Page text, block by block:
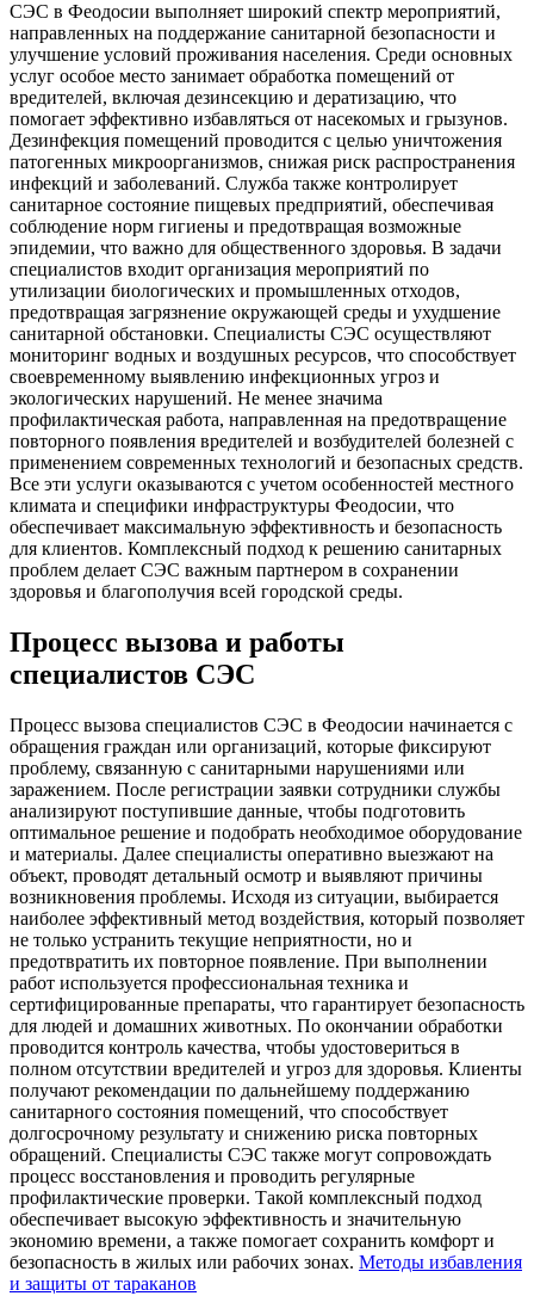
СЭС в Феодосии выполняет широкий спектр мероприятий,
направленных на поддержание санитарной безопасности и
улучшение условий проживания населения. Среди основных
услуг особое место занимает обработка помещений от
вредителей, включая дезинсекцию и дератизацию, что
помогает эффективно избавляться от насекомых и грызунов.
Дезинфекция помещений проводится с целью уничтожения
патогенных микроорганизмов, снижая риск распространения
инфекций и заболеваний. Служба также контролирует
санитарное состояние пищевых предприятий, обеспечивая
соблюдение норм гигиены и предотвращая возможные
эпидемии, что важно для общественного здоровья. В задачи
специалистов входит организация мероприятий по
утилизации биологических и промышленных отходов,
предотвращая загрязнение окружающей среды и ухудшение
санитарной обстановки. Специалисты СЭС осуществляют
мониторинг водных и воздушных ресурсов, что способствует
своевременному выявлению инфекционных угроз и
экологических нарушений. Не менее значима
профилактическая работа, направленная на предотвращение
повторного появления вредителей и возбудителей болезней с
применением современных технологий и безопасных средств.
Все эти услуги оказываются с учетом особенностей местного
климата и специфики инфраструктуры Феодосии, что
обеспечивает максимальную эффективность и безопасность
для клиентов. Комплексный подход к решению санитарных
проблем делает СЭС важным партнером в сохранении
здоровья и благополучия всей городской среды.
Процесс вызова и работы
специалистов СЭС
Процесс вызова специалистов СЭС в Феодосии начинается с
обращения граждан или организаций, которые фиксируют
проблему, связанную с санитарными нарушениями или
заражением. После регистрации заявки сотрудники службы
анализируют поступившие данные, чтобы подготовить
оптимальное решение и подобрать необходимое оборудование
и материалы. Далее специалисты оперативно выезжают на
объект, проводят детальный осмотр и выявляют причины
возникновения проблемы. Исходя из ситуации, выбирается
наиболее эффективный метод воздействия, который позволяет
не только устранить текущие неприятности, но и
предотвратить их повторное появление. При выполнении
работ используется профессиональная техника и
сертифицированные препараты, что гарантирует безопасность
для людей и домашних животных. По окончании обработки
проводится контроль качества, чтобы удостовериться в
полном отсутствии вредителей и угроз для здоровья. Клиенты
получают рекомендации по дальнейшему поддержанию
санитарного состояния помещений, что способствует
долгосрочному результату и снижению риска повторных
обращений. Специалисты СЭС также могут сопровождать
процесс восстановления и проводить регулярные
профилактические проверки. Такой комплексный подход
обеспечивает высокую эффективность и значительную
экономию времени, а также помогает сохранить комфорт и
безопасность в жилых или рабочих зонах. Методы избавления
и защиты от тараканов